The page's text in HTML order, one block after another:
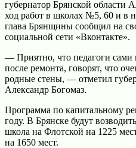
губернатор Брянской области
ход работ в школах №5, 60 и в
глава Брянщины сообщил на
социальной сети «Вконтакте».
— Приятно, что педагоги сами
после ремонта, говорят, что
родные стены, — отметил
Александр Богомаз.
Программа по капитальному
году. В Брянске будут
школа на Флотской на 1225
на 1650 мест.